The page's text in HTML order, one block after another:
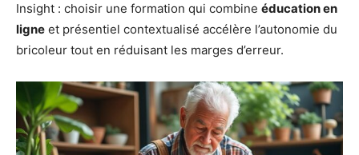
Insight : choisir une formation qui combine éducation en
ligne et présentiel contextualisé accélère l’autonomie du
bricoleur tout en réduisant les marges d’erreur.